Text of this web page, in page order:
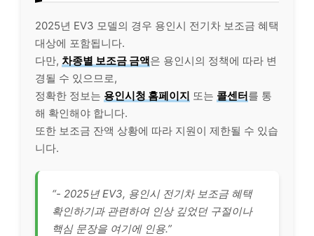
2025년 EV3 모델의 경우 용인시 전기차 보조금 혜택
대상에 포함됩니다.
다만, 차종별 보조금 금액은 용인시의 정책에 따라 변
경될 수 있으므로,
정확한 정보는 용인시청 홈페이지 또는 콜센터를 통
해 확인해야 합니다.
또한 보조금 잔액 상황에 따라 지원이 제한될 수 있습
니다.
“- 2025년 EV3, 용인시 전기차 보조금 혜택
확인하기과 관련하여 인상 깊었던 구절이나
핵심 문장을 여기에 인용.”